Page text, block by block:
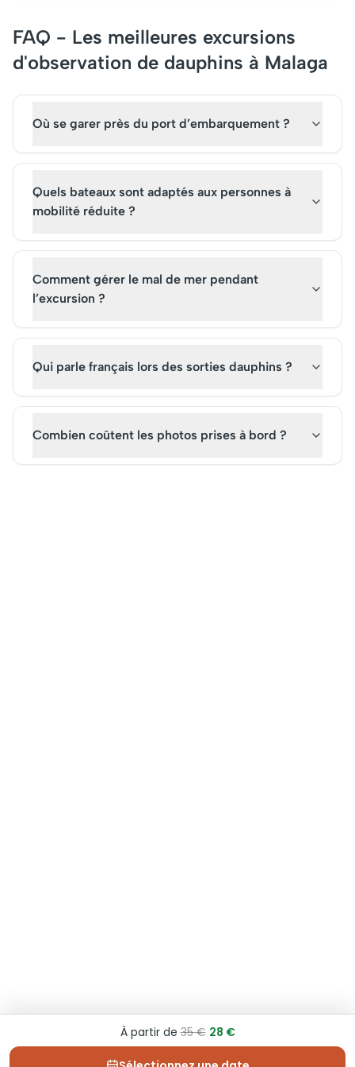
FAQ - Les meilleures excursions
d'observation de dauphins à Malaga
Où se garer près du port d’embarquement ?
Quels bateaux sont adaptés aux personnes à
mobilité réduite ?
Comment gérer le mal de mer pendant
l’excursion ?
Qui parle français lors des sorties dauphins ?
Combien coûtent les photos prises à bord ?
À partir de 35 € 28 €